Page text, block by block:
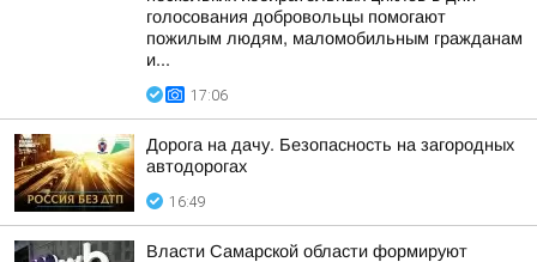
голосования добровольцы помогают
пожилым людям, маломобильным гражданам
и...
17:06
Дорога на дачу. Безопасность на загородных
автодорогах
16:49
Власти Самарской области формируют